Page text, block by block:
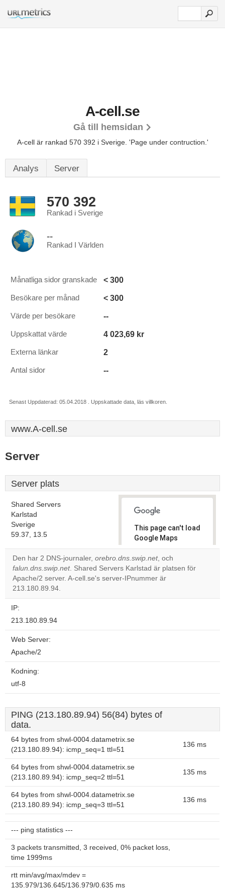
A-cell.se
Gå till hemsidan
A-cell är rankad 570 392 i Sverige. 'Page under contruction.'
Analys Server
570 392
Rankad i Sverige
--
Rankad I Världen
Månatliga sidor granskade < 300
Besökare per månad < 300
Värde per besökare --
Uppskattat värde 4 023,69 kr
Externa länkar 2
Antal sidor --
Senast Uppdaterad: 05.04.2018 . Uppskattade data, läs villkoren.
www.A-cell.se
Server
Server plats
Shared Servers
Karlstad
Sverige
59.37, 13.5
This page can't load
Google Maps
correctly.
Do you
own this
Den har 2 DNS-journaler, orebro.dns.swip.net, och
falun.dns.swip.net. Shared Servers Karlstad är platsen för
Apache/2 server. A-cell.se's server-IPnummer är
213.180.89.94.
IP:
213.180.89.94
Web Server:
Apache/2
Kodning:
utf-8
PING (213.180.89.94) 56(84) bytes of
data.
64 bytes from shwl-0004.datametrix.se
(213.180.89.94): icmp_seq=1 ttl=51
136 ms
64 bytes from shwl-0004.datametrix.se
(213.180.89.94): icmp_seq=2 ttl=51
135 ms
64 bytes from shwl-0004.datametrix.se
(213.180.89.94): icmp_seq=3 ttl=51
136 ms
--- ping statistics ---
3 packets transmitted, 3 received, 0% packet loss,
time 1999ms
rtt min/avg/max/mdev =
135.979/136.645/136.979/0.635 ms